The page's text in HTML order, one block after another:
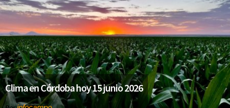
Clima en Córdoba hoy 15 junio 2026